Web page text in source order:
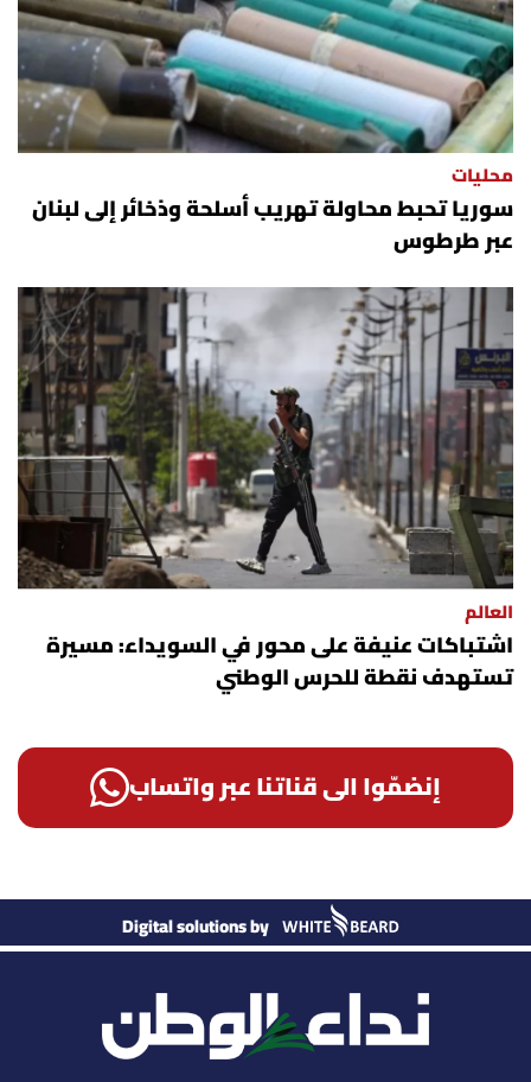
محليات
سوريا تحبط محاولة تهريب أسلحة وذخائر إلى لبنان
عبر طرطوس
العالم
اشتباكات عنيفة على محور في السويداء: مسيرة
تستهدف نقطة للحرس الوطني
إنضمّوا الى قناتنا عبر واتساب
Digital solutions by